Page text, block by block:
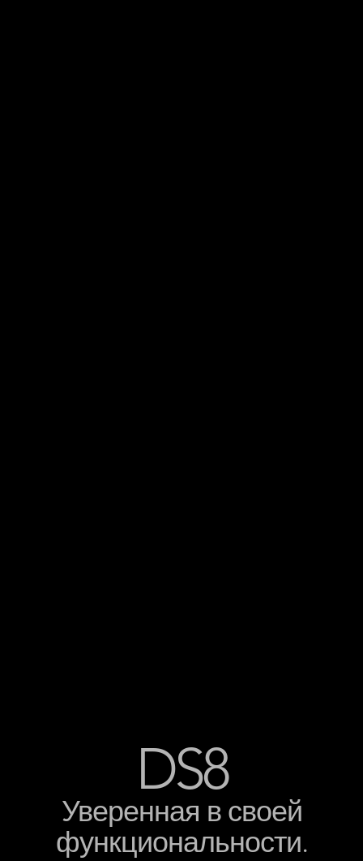
DS8
Уверенная в своей
функциональности.